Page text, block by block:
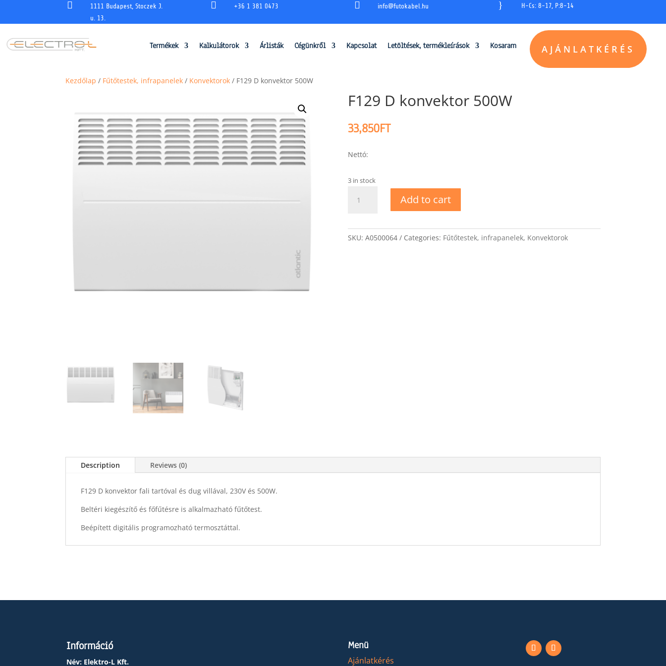

1111 Budapest, Stoczek J.
u. 13.
 +36 1 381 0473  info@futokabel.hu } H-Cs: 8-17, P:8-14
Termékek Kalkulátorok Árlisták Cégünkről Kapcsolat Letöltések, termékleírások Kosaram AJÁNLATKÉRÉS
Kezdőlap / Fűtőtestek, infrapanelek / Konvektorok / F129 D konvektor 500W
F129 D konvektor 500W
33,850FT
Nettó:
3 in stock
quantity
Add to cart
SKU: A0500064 Categories: Fűtőtestek, infrapanelek, Konvektorok
Description Reviews (0)
F129 D konvektor fali tartóval és dug villával, 230V és 500W.
Beltéri kiegészítő és főfűtésre is alkalmazható fűtőtest.
Beépített digitális programozható termosztáttal.
Információ
Név: Elektro-L Kft.
Menü
Ajánlatkérés